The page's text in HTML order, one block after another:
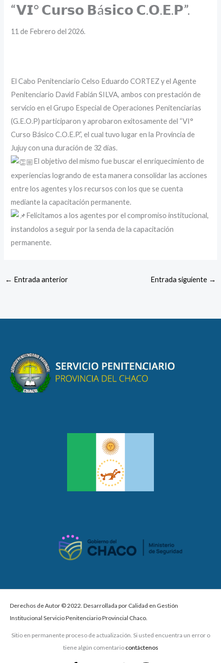
“𝗩𝗜° 𝗖𝘂𝗿𝘀𝗼 𝗕á𝘀𝗶𝗰𝗼 𝗖.𝗢.𝗘.𝗣”.
11 de Febrero del 2026.
El Cabo Penitenciario Celso Eduardo CORTEZ y el Agente
Penitenciario David Fabián SILVA, ambos con prestación de
servicio en el Grupo Especial de Operaciones Penitenciarias
(G.E.O.P) participaron y aprobaron exitosamente del “VI°
Curso Básico C.O.E.P.”, el cual tuvo lugar en la Provincia de
Jujuy con una duración de 32 días.
El objetivo del mismo fue buscar el enriquecimiento de
experiencias logrando de esta manera consolidar las acciones
entre los agentes y los recursos con los que se cuenta
mediante la capacitación permanente.
Felicitamos a los agentes por el compromiso institucional,
instandolos a seguir por la senda de la capacitación
permanente.
← Entrada anterior Entrada siguiente →
Derechos de Autor © 2022. Desarrollada por Calidad en Gestión
Institucional Servicio Penitenciario Provincial Chaco.
Sitio en permanente proceso de actualización. Si usted encuentra un error o
tiene algún comentario contáctenos